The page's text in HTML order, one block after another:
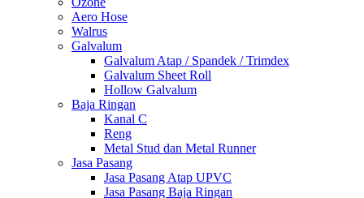
Aero Hose
Walrus
Galvalum
Galvalum Atap / Spandek / Trimdex
Galvalum Sheet Roll
Hollow Galvalum
Baja Ringan
Kanal C
Reng
Metal Stud dan Metal Runner
Jasa Pasang
Jasa Pasang Atap UPVC
Jasa Pasang Baja Ringan